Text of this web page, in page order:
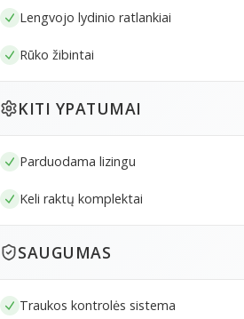
Lengvojo lydinio ratlankiai
Rūko žibintai
KITI YPATUMAI
Parduodama lizingu
Keli raktų komplektai
SAUGUMAS
Traukos kontrolės sistema